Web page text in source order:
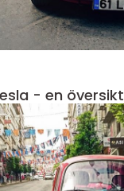
- en översikt